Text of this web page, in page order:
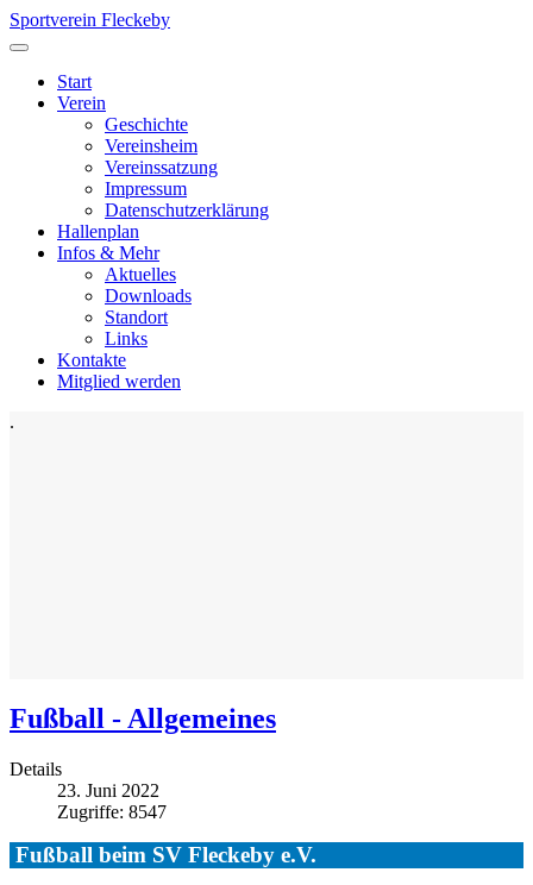
Sportverein Fleckeby
Start
Verein
Geschichte
Vereinsheim
Vereinssatzung
Impressum
Datenschutzerklärung
Hallenplan
Infos & Mehr
Aktuelles
Downloads
Standort
Links
Kontakte
Mitglied werden
.
Fußball - Allgemeines
Details
23. Juni 2022
Zugriffe: 8547
Fußball beim SV Fleckeby e.V.